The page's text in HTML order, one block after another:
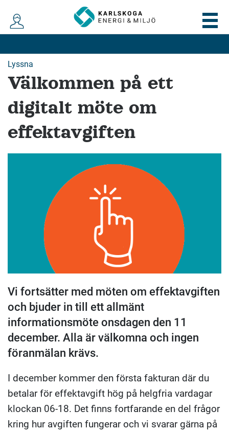
Lyssna
Välkommen på ett
digitalt möte om
effektavgiften
Vi fortsätter med möten om effektavgiften
och bjuder in till ett allmänt
informationsmöte onsdagen den 11
december. Alla är välkomna och ingen
föranmälan krävs.
I december kommer den första fakturan där du
betalar för effektavgift hög på helgfria vardagar
klockan 06-18. Det finns fortfarande en del frågor
kring hur avgiften fungerar och vi svarar gärna på